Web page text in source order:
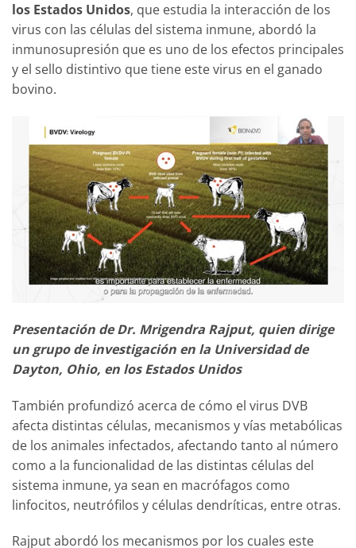
los Estados Unidos, que estudia la interacción de los
virus con las células del sistema inmune, abordó la
inmunosupresión que es uno de los efectos principales
y el sello distintivo que tiene este virus en el ganado
bovino.
Presentación de Dr. Mrigendra Rajput, quien dirige
un grupo de investigación en la Universidad de
Dayton, Ohio, en los Estados Unidos
También profundizó acerca de cómo el virus DVB
afecta distintas células, mecanismos y vías metabólicas
de los animales infectados, afectando tanto al número
como a la funcionalidad de las distintas células del
sistema inmune, ya sean en macrófagos como
linfocitos, neutrófilos y células dendríticas, entre otras.
Rajput abordó los mecanismos por los cuales este